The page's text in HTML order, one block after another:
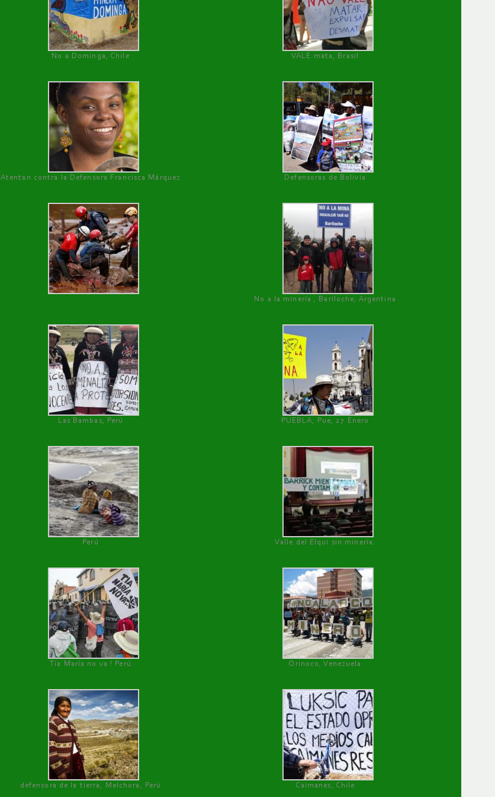
No a Dominga, Chile
VALE mata, Brasil
Atentan contra la Defensora Francisca Márquez Defensoras de Bolivia
No a la minería , Bariloche, Argentina
Las Bambas, Perú PUEBLA, Pue, 27 Enero
Perú Valle del Elqui sin minería.
Tía María no va ! Perú Orinoco, Venezuela
defensora de la tierra, Melchora, Perú Caimanes, Chile